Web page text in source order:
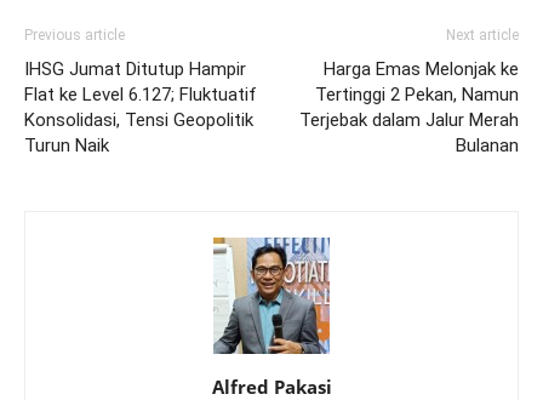
Previous article
IHSG Jumat Ditutup Hampir
Flat ke Level 6.127; Fluktuatif
Konsolidasi, Tensi Geopolitik
Turun Naik
Next article
Harga Emas Melonjak ke
Tertinggi 2 Pekan, Namun
Terjebak dalam Jalur Merah
Bulanan
Alfred Pakasi